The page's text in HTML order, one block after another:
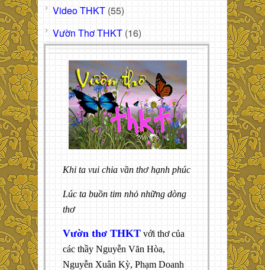
Video THKT (55)
Vườn Thơ THKT (16)
Khi ta vui chia vần thơ hạnh phúc
Lúc ta buồn tim nhỏ những dòng
thơ
Vườn thơ THKT với thơ của
các thầy Nguyễn Văn Hòa,
Nguyễn Xuân Kỳ, Phạm Doanh